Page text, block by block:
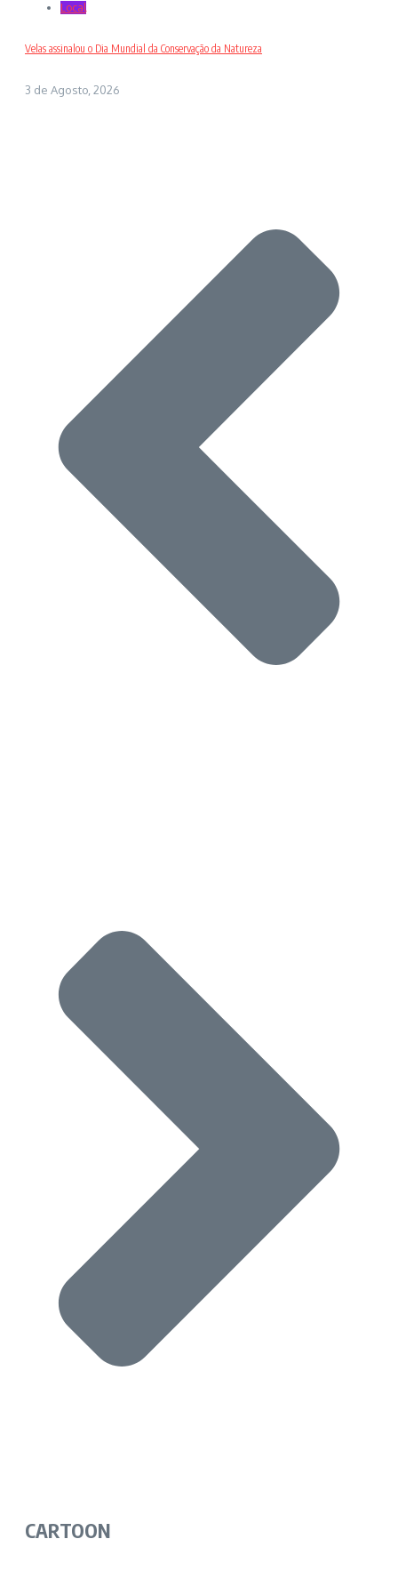
Local
Velas assinalou o Dia Mundial da Conservação da Natureza
3 de Agosto, 2026
CARTOON